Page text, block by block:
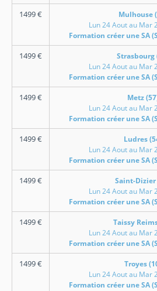
1499€
Mulhouse
Lun 24 Aout au Mar
Formation créer une SA
1499€
Strasbourg
Lun 24 Aout au Mar
Formation créer une SA
1499€
Metz
Lun 24 Aout au Mar
Formation créer une SA
1499€
Ludres
Lun 24 Aout au Mar
Formation créer une SA
1499€
Saint-Dizier
Lun 24 Aout au Mar
Formation créer une SA
1499€
Taissy
Lun 24 Aout au Mar
Formation créer une SA
1499€
Troyes
Lun 24 Aout au Mar
Formation créer une SA